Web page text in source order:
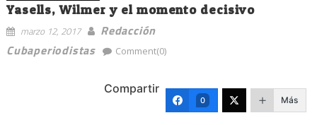
Yasells, Wilmer y el momento decisivo
marzo 12, 2017
Redacción
Cubaperiodistas
Comment(0)
Compartir
0 Más